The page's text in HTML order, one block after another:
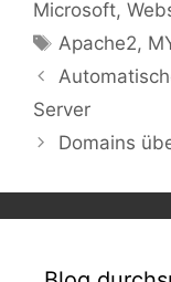
Microsoft,
Apache2,
Server
Domains